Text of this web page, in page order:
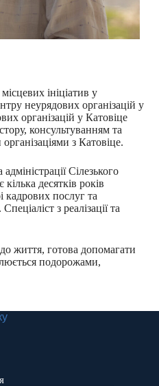
ініціатив у
неурядових організацій у
організацій у Катовіце
консультуванням та
з Катовіце.
Сілезького
десятків років
кадрових послуг та
з реалізації та
життя, готова допомагати
подорожами,